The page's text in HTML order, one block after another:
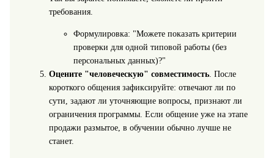
требования.
Формулировка: "Можете показать критерии
проверки для одной типовой работы (без
персональных данных)?"
Оцените "человеческую" совместимость. После
короткого общения зафиксируйте: отвечают ли по
сути, задают ли уточняющие вопросы, признают ли
ограничения программы. Если общение уже на этапе
продажи размытое, в обучении обычно лучше не
станет.